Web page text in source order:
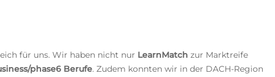
für uns. Wir haben nicht nur LearnMatch zur Marktreife
phase6 Berufe. Zudem konnten wir in der DACH-Region